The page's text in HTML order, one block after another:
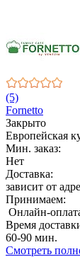
(5)
Fornetto
Закрыто
Европейская
Мин. заказ:
Нет
Доставка:
зависит от
Принимаем:
Онлайн-
Время
60-90 мин.
Смотреть